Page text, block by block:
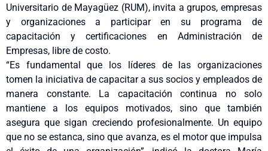
Universitario de Mayagüez (RUM), invita a grupos, empresas
y organizaciones a participar en su programa de
capacitación y certificaciones en Administración de
Empresas, libre de costo.
“Es fundamental que los líderes de las organizaciones
tomen la iniciativa de capacitar a sus socios y empleados de
manera constante. La capacitación continua no solo
mantiene a los equipos motivados, sino que también
asegura que sigan creciendo profesionalmente. Un equipo
que no se estanca, sino que avanza, es el motor que impulsa